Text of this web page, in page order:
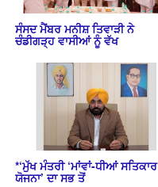
ਸੰਸਦ ਮੈਂਬਰ ਮਨੀਸ਼ ਤਿਵਾੜੀ ਨੇ
ਚੰਡੀਗੜ੍ਹ ਵਾਸੀਆਂ ਨੂੰ ਵੱਖ
*‘ਮੁੱਖ ਮੰਤਰੀ ‘ਮਾਂਵਾਂ-ਧੀਆਂ ਸਤਿਕਾਰ
ਯੋਜਨਾ’ ਦਾ ਸਭ ਤੋਂ